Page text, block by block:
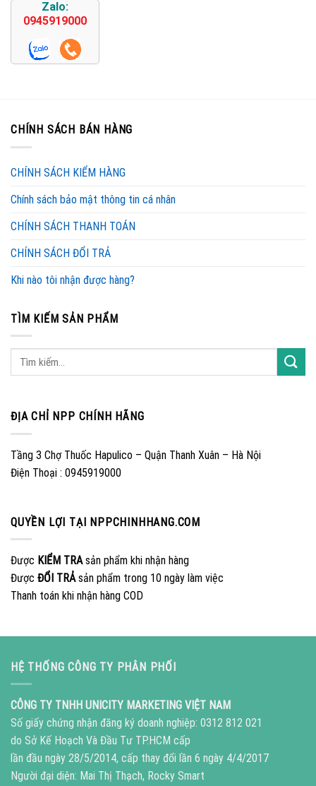
Zalo:
0945919000
CHÍNH SÁCH BÁN HÀNG
CHÍNH SÁCH KIỂM HÀNG
Chính sách bảo mật thông tin cá nhân
CHÍNH SÁCH THANH TOÁN
CHÍNH SÁCH ĐỔI TRẢ
Khi nào tôi nhận được hàng?
TÌM KIẾM SẢN PHẨM
ĐỊA CHỈ NPP CHÍNH HÃNG
Tầng 3 Chợ Thuốc Hapulico – Quận Thanh Xuân – Hà Nội
Điện Thoại : 0945919000
QUYỀN LỢI TẠI NPPCHINHHANG.COM
Được KIỂM TRAsản phẩm khi nhận hàng
Được ĐỔI TRẢsản phẩm trong 10 ngày làm việc
Thanh toán khi nhận hàng COD
HỆ THỐNG CÔNG TY PHÂN PHỐI
CÔNG TY TNHH UNICITY MARKETING VIỆT NAM
Số giấy chứng nhận đăng ký doanh nghiệp: 0312 812 021
do Sở Kế Hoạch Và Đầu Tư TP.HCM cấp
lần đầu ngày 28/5/2014, cấp thay đổi lần 6 ngày 4/4/2017
Người đại diện: Mai Thị Thạch, Rocky Smart